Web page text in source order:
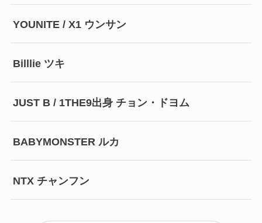
YOUNITE / X1 ウンサン
Billlie ツキ
JUST B / 1THE9出身 チョン・ドヨム
BABYMONSTER ルカ
NTX チャンフン